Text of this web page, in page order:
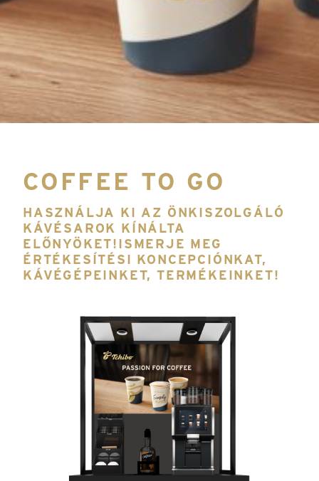
COFFEE TO GO
HASZNÁLJA KI AZ ÖNKISZOLGÁLÓ
KÁVÉSAROK KÍNÁLTA
ELŐNYÖKET!ISMERJE MEG
ÉRTÉKESÍTÉSI KONCEPCIÓNKAT,
KÁVÉGÉPEINKET, TERMÉKEINKET!